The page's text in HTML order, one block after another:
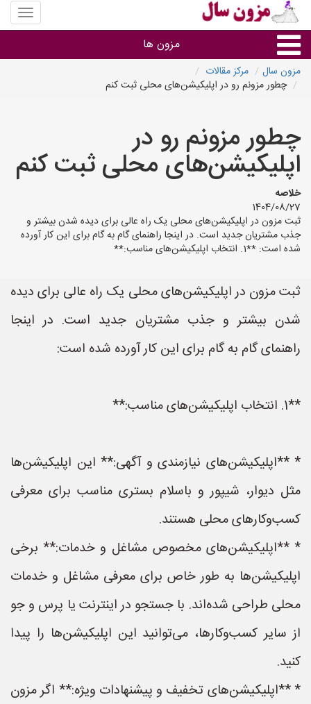
منوی
سایت
سال
مزون ها
گروه ها
استان ها
مزون سال
مرکز مقالات
چطور مزونم رو در اپلیکیشن‌های محلی ثبت کنم
چطور مزونم رو در
اپلیکیشن‌های محلی ثبت کنم
خلاصه
1404/08/27
ثبت مزون در اپلیکیشن‌های محلی یک راه عالی برای دیده شدن بیشتر و
جذب مشتریان جدید است. در اینجا راهنمای گام به گام برای این کار آورده
شده است: **1. انتخاب اپلیکیشن‌های مناسب:**
ثبت مزون در اپلیکیشن‌های محلی یک راه عالی برای دیده
شدن بیشتر و جذب مشتریان جدید است. در اینجا
راهنمای گام به گام برای این کار آورده شده است:
**1. انتخاب اپلیکیشن‌های مناسب:**
* **اپلیکیشن‌های نیازمندی و آگهی:** این اپلیکیشن‌ها
مثل دیوار، شیپور و باسلام بستری مناسب برای معرفی
کسب‌وکارهای محلی هستند.
* **اپلیکیشن‌های مخصوص مشاغل و خدمات:** برخی
اپلیکیشن‌ها به طور خاص برای معرفی مشاغل و خدمات
محلی طراحی شده‌اند. با جستجو در اینترنت یا پرس و جو
از سایر کسب‌وکارها، می‌توانید این اپلیکیشن‌ها را پیدا
کنید.
* **اپلیکیشن‌های تخفیف و پیشنهادات ویژه:** اگر مزون